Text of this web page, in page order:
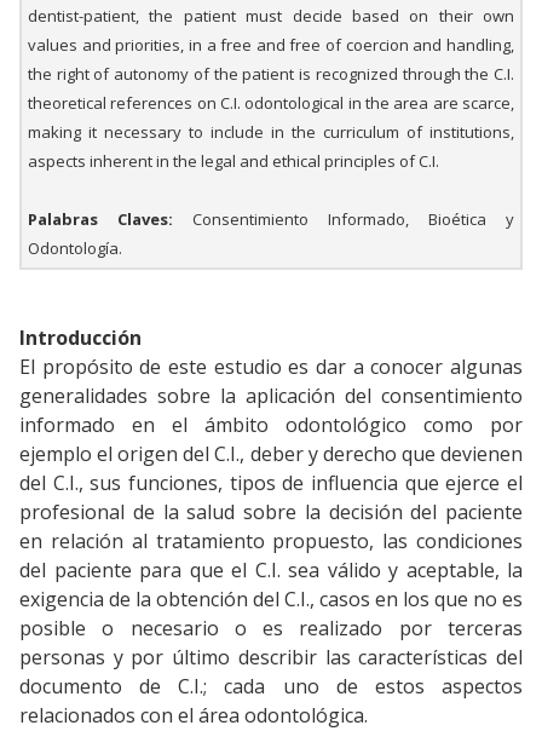
dentist-patient, the patient must decide based on their own
values and priorities, in a free and free of coercion and handling,
the right of autonomy of the patient is recognized through the C.I.
theoretical references on C.I. odontological in the area are scarce,
making it necessary to include in the curriculum of institutions,
aspects inherent in the legal and ethical principles of C.I.
Palabras Claves: Consentimiento Informado, Bioética y
Odontología.
Introducción
El propósito de este estudio es dar a conocer algunas
generalidades sobre la aplicación del consentimiento
informado en el ámbito odontológico como por
ejemplo el origen del C.I., deber y derecho que devienen
del C.I., sus funciones, tipos de influencia que ejerce el
profesional de la salud sobre la decisión del paciente
en relación al tratamiento propuesto, las condiciones
del paciente para que el C.I. sea válido y aceptable, la
exigencia de la obtención del C.I., casos en los que no es
posible o necesario o es realizado por terceras
personas y por último describir las características del
documento de C.I.; cada uno de estos aspectos
relacionados con el área odontológica.